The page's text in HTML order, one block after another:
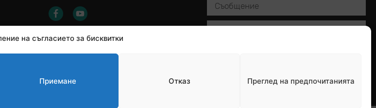
на съгласието за бисквитки
Приемане Отказ Преглед на предпочитанията